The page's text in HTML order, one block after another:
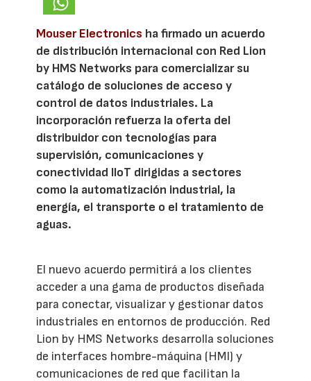
Mouser Electronics ha firmado un acuerdo
de distribución internacional con Red Lion
by HMS Networks para comercializar su
catálogo de soluciones de acceso y
control de datos industriales. La
incorporación refuerza la oferta del
distribuidor con tecnologías para
supervisión, comunicaciones y
conectividad IIoT dirigidas a sectores
como la automatización industrial, la
energía, el transporte o el tratamiento de
aguas.
El nuevo acuerdo permitirá a los clientes
acceder a una gama de productos diseñada
para conectar, visualizar y gestionar datos
industriales en entornos de producción. Red
Lion by HMS Networks desarrolla soluciones
de interfaces hombre-máquina (HMI) y
comunicaciones de red que facilitan la